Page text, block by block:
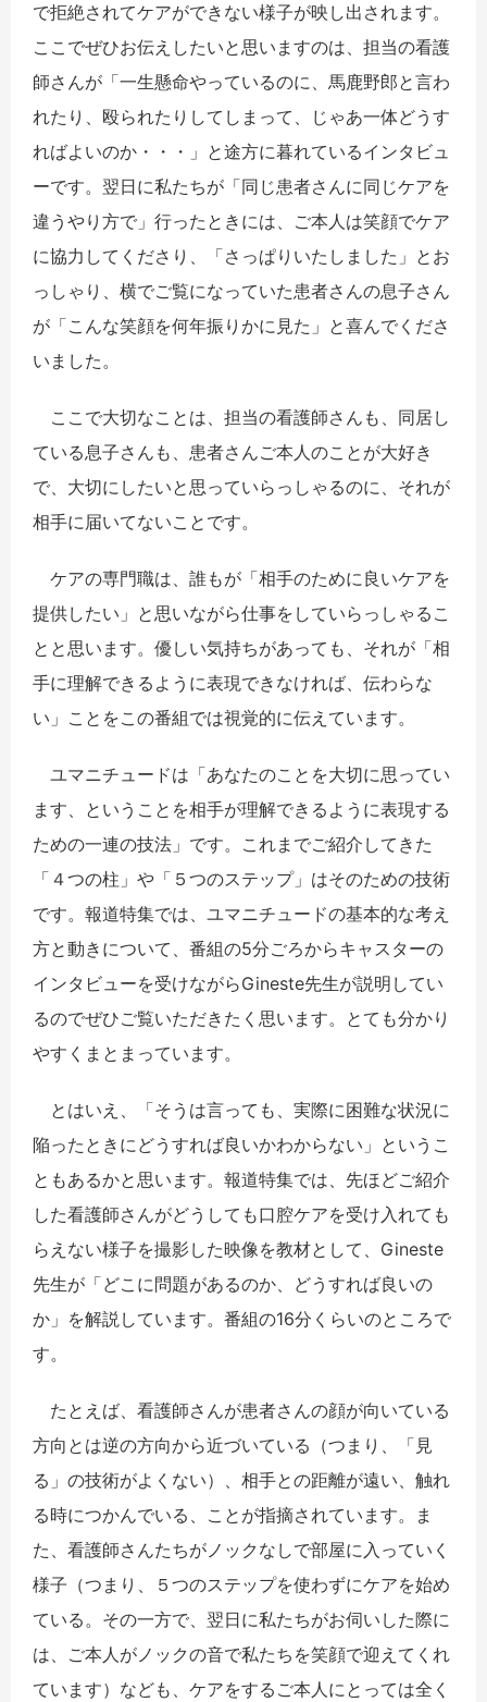
で拒絶されてケアができない様子が映し出されます。
ここでぜひお伝えしたいと思いますのは、担当の看護
師さんが「一生懸命やっているのに、馬鹿野郎と言わ
れたり、殴られたりしてしまって、じゃあ一体どうす
ればよいのか・・・」と途方に暮れているインタビュ
ーです。翌日に私たちが「同じ患者さんに同じケアを
違うやり方で」行ったときには、ご本人は笑顔でケア
に協力してくださり、「さっぱりいたしました」とお
っしゃり、横でご覧になっていた患者さんの息子さん
が「こんな笑顔を何年振りかに見た」と喜んでくださ
いました。
ここで大切なことは、担当の看護師さんも、同居し
ている息子さんも、患者さんご本人のことが大好き
で、大切にしたいと思っていらっしゃるのに、それが
相手に届いてないことです。
ケアの専門職は、誰もが「相手のために良いケアを
提供したい」と思いながら仕事をしていらっしゃるこ
とと思います。優しい気持ちがあっても、それが「相
手に理解できるように表現できなければ、伝わらな
い」ことをこの番組では視覚的に伝えています。
ユマニチュードは「あなたのことを大切に思ってい
ます、ということを相手が理解できるように表現する
ための一連の技法」です。これまでご紹介してきた
「４つの柱」や「５つのステップ」はそのための技術
です。報道特集では、ユマニチュードの基本的な考え
方と動きについて、番組の5分ごろからキャスターの
インタビューを受けながらGineste先生が説明してい
るのでぜひご覧いただきたく思います。とても分かり
やすくまとまっています。
とはいえ、「そうは言っても、実際に困難な状況に
陥ったときにどうすれば良いかわからない」というこ
ともあるかと思います。報道特集では、先ほどご紹介
した看護師さんがどうしても口腔ケアを受け入れても
らえない様子を撮影した映像を教材として、Gineste
先生が「どこに問題があるのか、どうすれば良いの
か」を解説しています。番組の16分くらいのところで
す。
たとえば、看護師さんが患者さんの顔が向いている
方向とは逆の方向から近づいている（つまり、「見
る」の技術がよくない）、相手との距離が遠い、触れ
る時につかんでいる、ことが指摘されています。ま
た、看護師さんたちがノックなしで部屋に入っていく
様子（つまり、５つのステップを使わずにケアを始め
ている。その一方で、翌日に私たちがお伺いした際に
は、ご本人がノックの音で私たちを笑顔で迎えてくれ
ています）なども、ケアをするご本人にとっては全く